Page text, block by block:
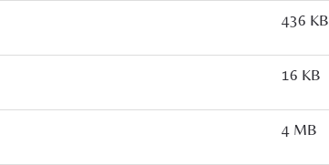
436 KB
16 KB
4 MB